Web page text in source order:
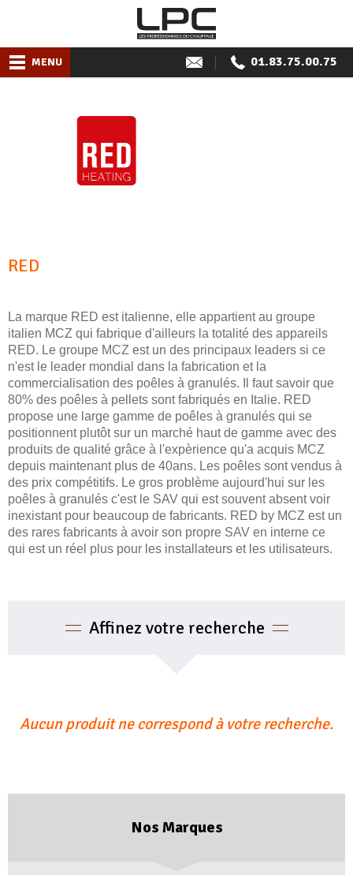
MENU 01.83.75.00.75
RED
La marque RED est italienne, elle appartient au groupe
italien MCZ qui fabrique d'ailleurs la totalité des appareils
RED. Le groupe MCZ est un des principaux leaders si ce
n'est le leader mondial dans la fabrication et la
commercialisation des poêles à granulés. Il faut savoir que
80% des poêles à pellets sont fabriqués en Italie. RED
propose une large gamme de poêles à granulés qui se
positionnent plutôt sur un marché haut de gamme avec des
produits de qualité grâce à l'expèrience qu'a acquis MCZ
depuis maintenant plus de 40ans. Les poêles sont vendus à
des prix compétitifs. Le gros problème aujourd'hui sur les
poêles à granulés c'est le SAV qui est souvent absent voir
inexistant pour beaucoup de fabricants. RED by MCZ est un
des rares fabricants à avoir son propre SAV en interne ce
qui est un réel plus pour les installateurs et les utilisateurs.
Affinez votre recherche
Aucun produit ne correspond à votre recherche.
Nos Marques